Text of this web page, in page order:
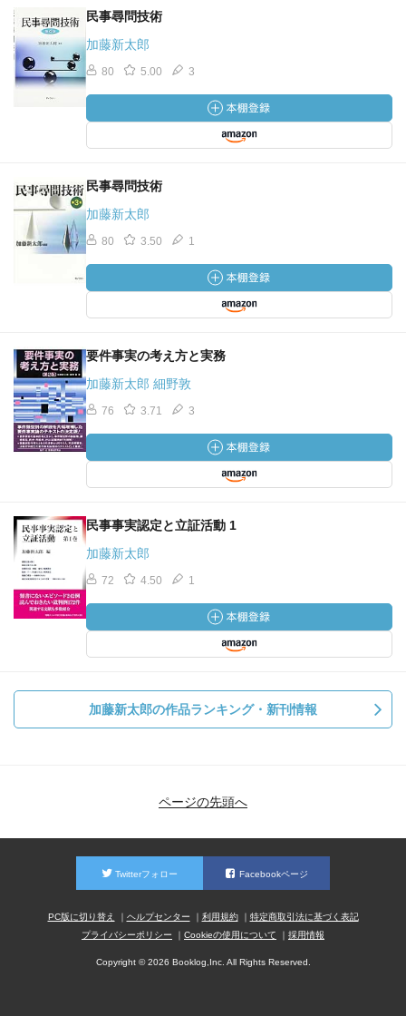
民事尋問技術
加藤新太郎
80 5.00 3
民事尋問技術
加藤新太郎
80 3.50 1
要件事実の考え方と実務
加藤新太郎 細野敦
76 3.71 3
民事事実認定と立証活動 1
加藤新太郎
72 4.50 1
加藤新太郎の作品ランキング・新刊情報
ページの先頭へ
Twitterフォロー Facebookページ
PC版に切り替え ヘルプセンター 利用規約
特定商取引法に基づく表記
プライバシーポリシー
Cookieの使用について 採用情報
Copyright © 2026 Booklog,Inc. All Rights Reserved.